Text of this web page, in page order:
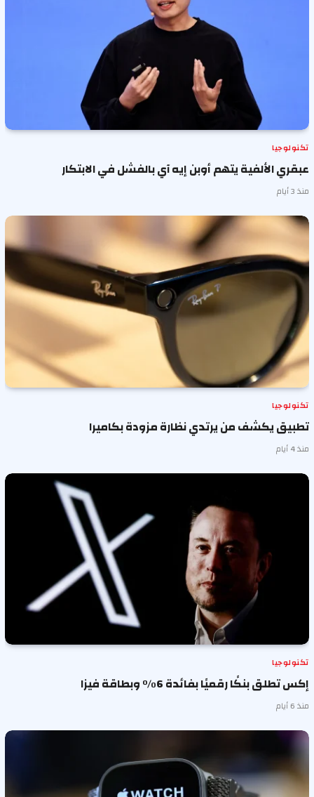
تكنولوجيا
عبقري الألفية يتهم أوبن إيه آي بالفشل في الابتكار
منذ 3 أيام
تكنولوجيا
تطبيق يكشف من يرتدي نظارة مزودة بكاميرا
منذ 4 أيام
تكنولوجيا
إكس تطلق بنكًا رقميًا بفائدة 6% وبطاقة فيزا
منذ 6 أيام